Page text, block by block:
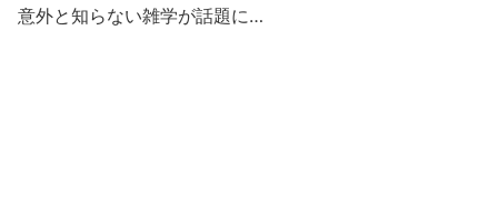
意外と知らない雑学が話題に…